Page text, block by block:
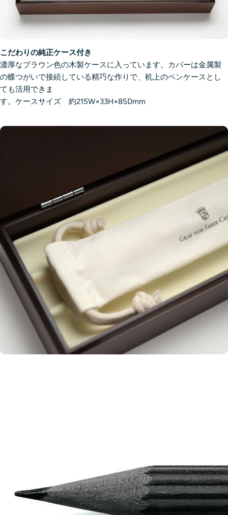
こだわりの純正ケース付き
濃厚なブラウン色の木製ケースに入っています。カバーは金属製
の蝶つがいで接続している精巧な作りで、机上のペンケースとし
ても活用できま
す。ケースサイズ 約215W×33H×85Dmm